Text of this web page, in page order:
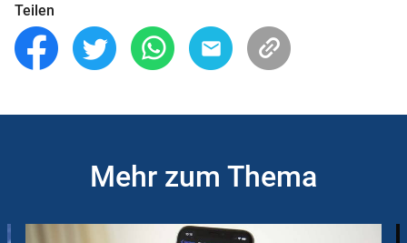
Teilen
Mehr zum Thema